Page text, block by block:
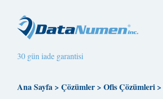
30 gün iade garantisi
Ana Sayfa> Çözümler> Ofis Çözümleri>